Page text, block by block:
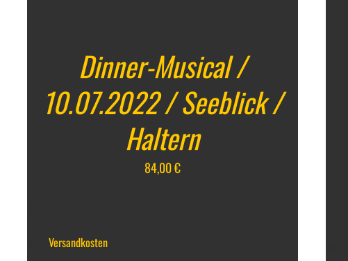
Dinner-Musical /
10.07.2022 / Seeblick /
Haltern
84,00€
Versandkosten